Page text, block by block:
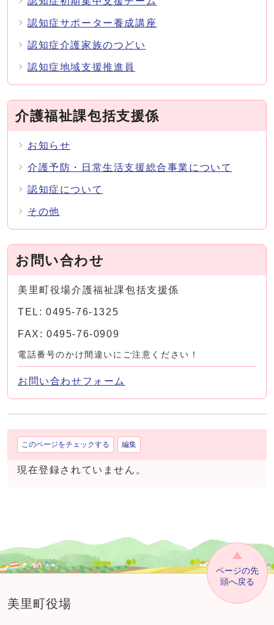
認知症サポーター養成講座
認知症介護家族のつどい
認知症地域支援推進員
介護福祉課包括支援係
お知らせ
介護予防・日常生活支援総合事業について
認知症について
その他
お問い合わせ
美里町役場介護福祉課包括支援係
TEL: 0495-76-1325
FAX: 0495-76-0909
電話番号のかけ間違いにご注意ください！
お問い合わせフォーム
このページをチェックする 編集
現在登録されていません。
ページの先
頭へ戻る
美里町役場